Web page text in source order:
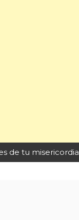
de tu misericordia